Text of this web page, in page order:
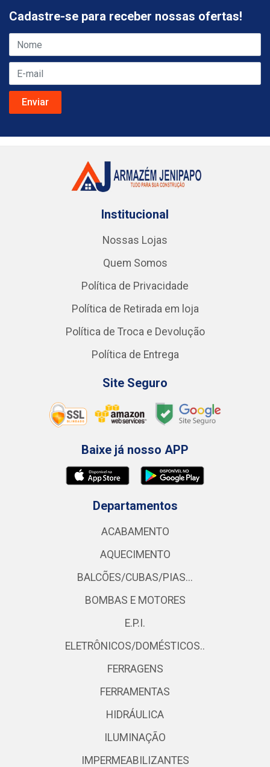
Cadastre-se para receber nossas ofertas!
Institucional
Nossas Lojas
Quem Somos
Política de Privacidade
Política de Retirada em loja
Política de Troca e Devolução
Política de Entrega
Site Seguro
Baixe já nosso APP
Departamentos
ACABAMENTO
AQUECIMENTO
BALCÕES/CUBAS/PIAS...
BOMBAS E MOTORES
E.P.I.
ELETRÔNICOS/DOMÉSTICOS..
FERRAGENS
FERRAMENTAS
HIDRÁULICA
ILUMINAÇÃO
IMPERMEABILIZANTES